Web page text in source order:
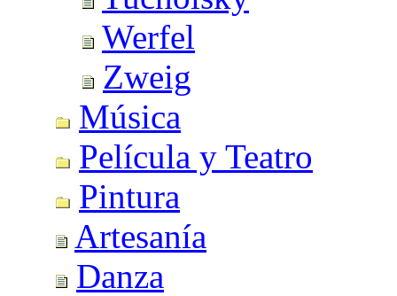
Werfel
Zweig
Música
Película y Teatro
Pintura
Artesanía
Danza